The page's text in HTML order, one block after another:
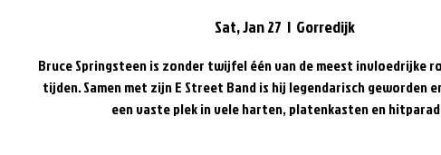
Sat, Jan 27
  |
Gorredijk
Bruce Springsteen is zonder twijfel één van de meest invloedrijke
tijden. Samen met zijn E Street Band is hij legendarisch geworden
een vaste plek in vele harten, platenkasten en